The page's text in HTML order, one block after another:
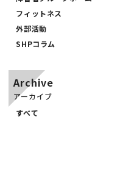
フィットネス
外部活動
SHPコラム
Archive
アーカイブ
すべて